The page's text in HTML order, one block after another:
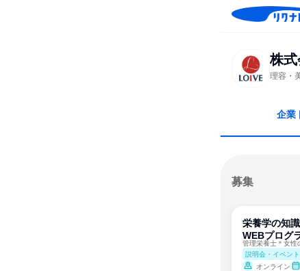
株式
理容・
企業
募集
栄養学の知
WEBプログ
説明会・イベント
オンライン